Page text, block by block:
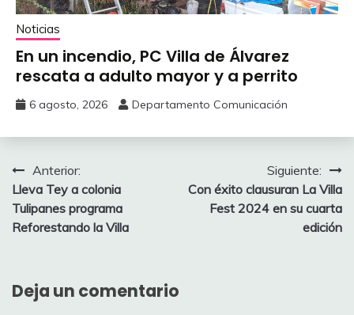
Noticias
En un incendio, PC Villa de Álvarez
‎rescata a adulto mayor y a perrito
6 agosto, 2026 Departamento Comunicación
Navegación
de
entradas
Anterior:
Lleva Tey a colonia
Tulipanes programa
Reforestando la Villa
Siguiente:
Con éxito clausuran La Villa
Fest 2024 en su cuarta
edición
Deja un comentario